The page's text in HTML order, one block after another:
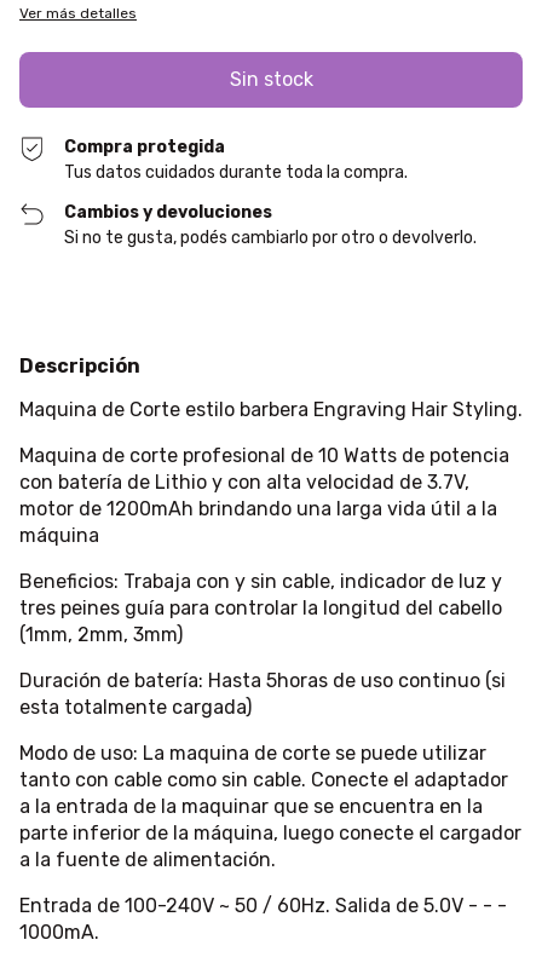
Ver más detalles
Compra protegida
Tus datos cuidados durante toda la compra.
Cambios y devoluciones
Si no te gusta, podés cambiarlo por otro o devolverlo.
Descripción
Maquina de Corte estilo barbera Engraving Hair Styling.
Maquina de corte profesional de 10 Watts de potencia
con batería de Lithio y con alta velocidad de 3.7V,
motor de 1200mAh brindando una larga vida útil a la
máquina
Beneficios: Trabaja con y sin cable, indicador de luz y
tres peines guía para controlar la longitud del cabello
(1mm, 2mm, 3mm)
Duración de batería: Hasta 5horas de uso continuo (si
esta totalmente cargada)
Modo de uso: La maquina de corte se puede utilizar
tanto con cable como sin cable. Conecte el adaptador
a la entrada de la maquinar que se encuentra en la
parte inferior de la máquina, luego conecte el cargador
a la fuente de alimentación.
Entrada de 100-240V ~ 50 / 60Hz. Salida de 5.0V - - -
1000mA.